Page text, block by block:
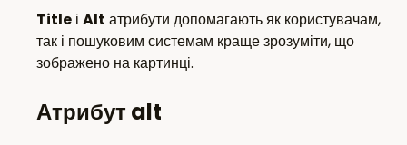
Title і Alt атрибути допомагають як користувачам,
так і пошуковим системам краще зрозуміти, що
зображено на картинці.
Атрибут alt